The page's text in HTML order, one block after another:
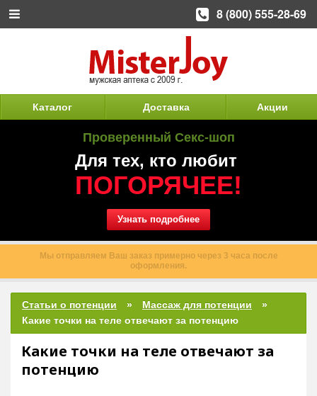
Каталог Доставка Акции
Проверенный Секс-шоп
Для тех, кто любит
ПОГОРЯЧЕЕ!
Узнать подробнее
Доставлено более 120 000 заказов по всей России.
Статьи о потенции
Массаж для потенции
Какие точки на теле отвечают за потенцию
потенцию
8 (800) 555-28-69